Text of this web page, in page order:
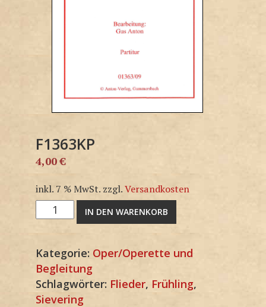
F1363KP
4,00€
inkl. 7 % MwSt. zzgl.Versandkosten
F1363KP
Menge
IN DEN WARENKORB
Kategorie: Oper/Operette und
Begleitung
Schlagwörter: Flieder, Frühling,
Sievering